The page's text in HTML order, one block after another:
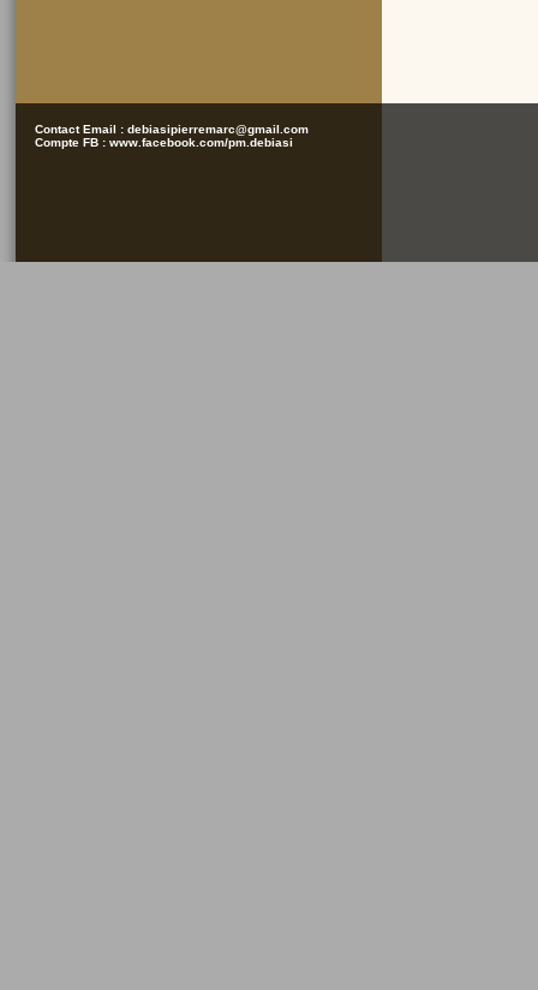
Contact Email : debiasipierremarc@gmail.com
Compte FB : www.facebook.com/pm.debiasi